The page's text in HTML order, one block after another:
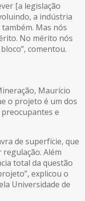
[a legislação
a indústria
Mas nós
No mérito nós
comentou.
Maurício
o projeto é um dos
e
de superfície, que
Além
total da questão
explicou o
Universidade de